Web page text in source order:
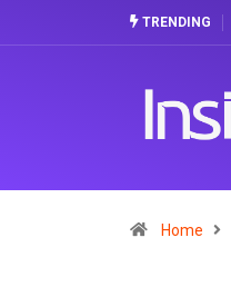
TRENDING
Home